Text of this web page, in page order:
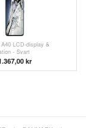
LCD-display &
- Svart
kr